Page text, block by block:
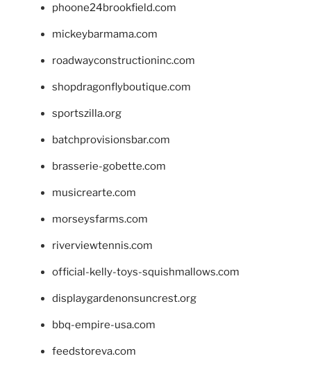
phoone24brookfield.com
mickeybarmama.com
roadwayconstructioninc.com
shopdragonflyboutique.com
sportszilla.org
batchprovisionsbar.com
brasserie-gobette.com
musicrearte.com
morseysfarms.com
riverviewtennis.com
official-kelly-toys-squishmallows.com
displaygardenonsuncrest.org
bbq-empire-usa.com
feedstoreva.com